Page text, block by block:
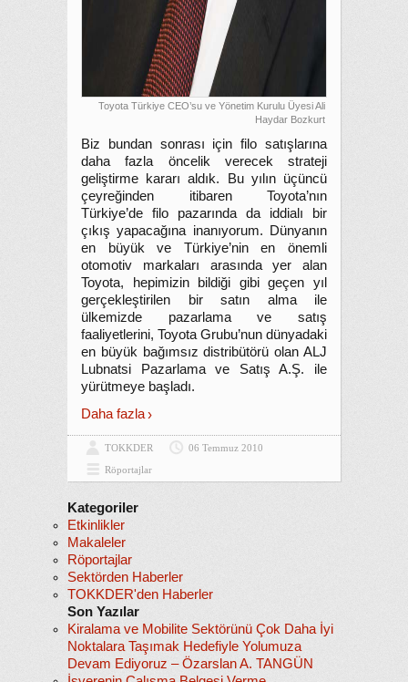
Toyota Türkiye CEO’su ve Yönetim Kurulu Üyesi Ali
Haydar Bozkurt
Biz bundan sonrası için filo satışlarına
daha fazla öncelik verecek strateji
geliştirme kararı aldık. Bu yılın üçüncü
çeyreğinden itibaren Toyota’nın
Türkiye’de filo pazarında da iddialı bir
çıkış yapacağına inanıyorum. Dünyanın
en büyük ve Türkiye’nin en önemli
otomotiv markaları arasında yer alan
Toyota, hepimizin bildiği gibi geçen yıl
gerçekleştirilen bir satın alma ile
ülkemizde pazarlama ve satış
faaliyetlerini, Toyota Grubu’nun dünyadaki
en büyük bağımsız distribütörü olan ALJ
Lubnatsi Pazarlama ve Satış A.Ş. ile
yürütmeye başladı.
Daha fazla
TOKKDER
06 Temmuz 2010
Röportajlar
Kategoriler
Etkinlikler
Makaleler
Röportajlar
Sektörden Haberler
TOKKDER'den Haberler
Son Yazılar
Kiralama ve Mobilite Sektörünü Çok Daha İyi
Noktalara Taşımak Hedefiyle Yolumuza
Devam Ediyoruz – Özarslan A. TANGÜN